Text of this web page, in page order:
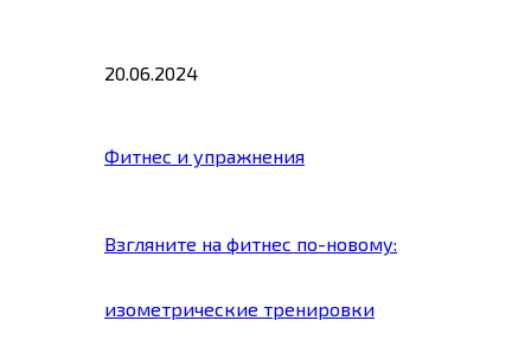
20.06.2024
Фитнес и упражнения
Взгляните на фитнес по-новому:
изометрические тренировки